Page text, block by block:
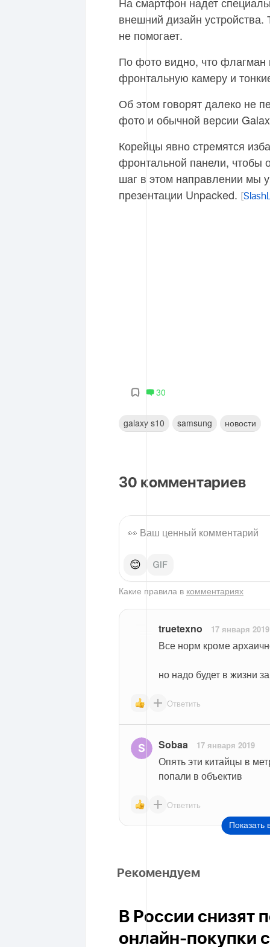
внешний дизайн устройства.
не помогает.
По фото видно, что
фронтальную камеру и
Об этом говорят далеко не
фото и обычной версии
Корейцы явно стремятся
фронтальной панели, чтобы
шаг в этом направлении мы
презентации Unpacked.
30
galaxy s10 samsung новости
30 комментариев
😊
Какие правила в комментариях
truetexno 17 января 2019
Все норм кроме
но надо будет в жизни
Ответить
Sobaa 17 января 2019
Опять эти китайцы в
попали в объектив
Ответить
Показать
Рекомендуем
В России снизят
онлайн-покупки с